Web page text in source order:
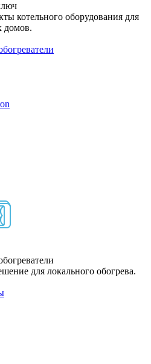
котельного оборудования для
домов.
для локального обогрева.